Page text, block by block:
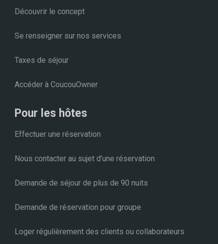
Découvrir le concept
Se renseigner sur nos services
Taxes de séjour
Accéder à CoucouOwner
Pour les hôtes
Effectuer une réservation
Nous contacter au sujet d’une réservation
Demande de séjour de plus de 90 nuits
Demande de réservation pour groupe
Loger régulièrement des clients ou collaborateurs